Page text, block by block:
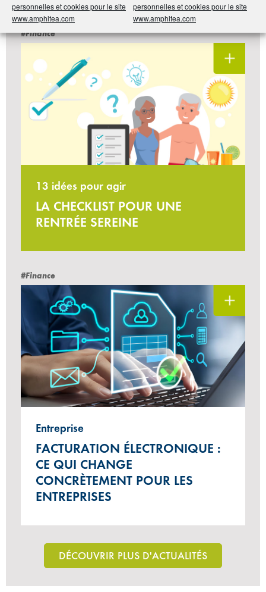
personnelles et cookies pour le site
www.amphitea.com
personnelles et cookies pour le site
www.amphitea.com
#Finance
13 idées pour agir
LA CHECKLIST POUR UNE
RENTRÉE SEREINE
#Finance
Entreprise
FACTURATION ÉLECTRONIQUE :
CE QUI CHANGE
CONCRÈTEMENT POUR LES
ENTREPRISES
DÉCOUVRIR PLUS D'ACTUALITÉS